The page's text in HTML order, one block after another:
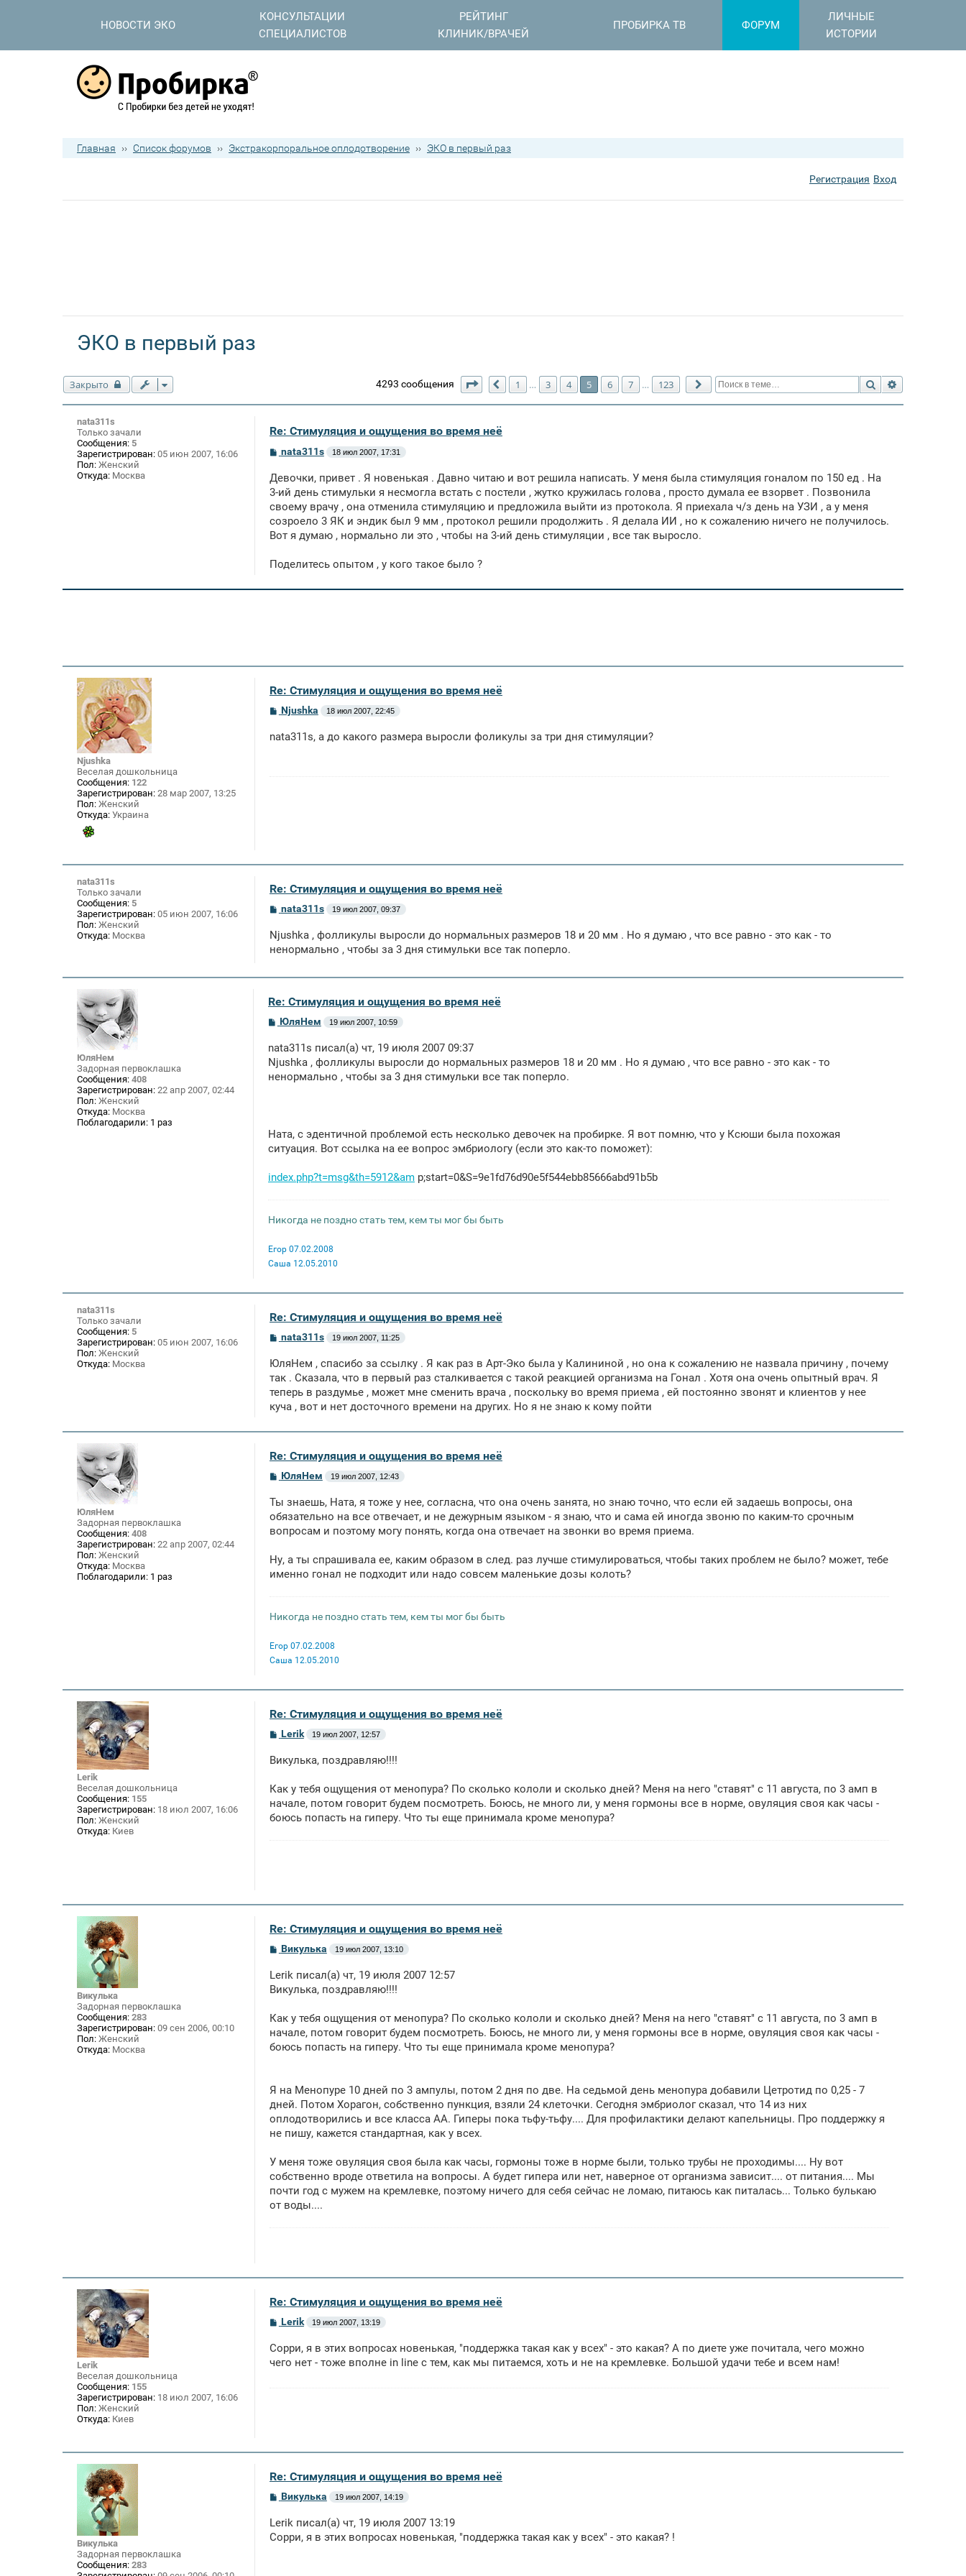
НОВОСТИ ЭКО
КОНСУЛЬТАЦИИ
СПЕЦИАЛИСТОВ
РЕЙТИНГ
КЛИНИК/ВРАЧЕЙ
ПРОБИРКА ТВ ФОРУМ
ЛИЧНЫЕ
ИСТОРИИ
Главная ›› Список форумов ›› Экстракорпоральное оплодотворение ›› ЭКО в первый раз
Регистрация Вход
ЭКО в первый раз
Закрыто Поиск
4293 сообщения Страница 5из 123
Пред.
1 … 3 4 5 6 7 … 123 След.
nata311s
Только зачали
Сообщения: 5
Зарегистрирован: 05 июн 2007, 16:06
Пол: Женский
Откуда: Москва
Re: Стимуляция и ощущения во время неё
С
б
щ
н
и
nata311s 18 июл 2007, 17:31
Девочки, привет . Я новенькая . Давно читаю и вот решила написать. У меня была стимуляция гоналом по 150 ед . На
3-ий день стимульки я несмогла встать с постели , жутко кружилась голова , просто думала ее взорвет . Позвонила
своему врачу , она отменила стимуляцию и предложила выйти из протокола. Я приехала ч/з день на УЗИ , а у меня
созроело 3 ЯК и эндик был 9 мм , протокол решили продолжить . Я делала ИИ , но к сожалению ничего не получилось.
Вот я думаю , нормально ли это , чтобы на 3-ий день стимуляции , все так выросло.
Поделитесь опытом , у кого такое было ?
Njushka
Веселая дошкольница
Сообщения: 122
Зарегистрирован: 28 мар 2007, 13:25
Пол: Женский
Откуда: Украина
Re: Стимуляция и ощущения во время неё
С
б
Njushka 18 июл 2007, 22:45
nata311s, а до какого размера выросли фоликулы за три дня стимуляции?
nata311s
Только зачали
Сообщения: 5
Зарегистрирован: 05 июн 2007, 16:06
Пол: Женский
Откуда: Москва
Re: Стимуляция и ощущения во время неё
С
б
щ
и
nata311s 19 июл 2007, 09:37
Njushka , фолликулы выросли до нормальных размеров 18 и 20 мм . Но я думаю , что все равно - это как - то
ненормально , чтобы за 3 дня стимульки все так поперло.
ЮляНем
Задорная первоклашка
Сообщения: 408
Зарегистрирован: 22 апр 2007, 02:44
Пол: Женский
Откуда: Москва
Поблагодарили: 1 раз
Re: Стимуляция и ощущения во время неё
С
б
щ
е
н
ЮляНем 19 июл 2007, 10:59
nata311s писал(а) чт, 19 июля 2007 09:37
Njushka , фолликулы выросли до нормальных размеров 18 и 20 мм . Но я думаю , что все равно - это как - то
ненормально , чтобы за 3 дня стимульки все так поперло.
Ната, с эдентичной проблемой есть несколько девочек на пробирке. Я вот помню, что у Ксюши была похожая
ситуация. Вот ссылка на ее вопрос эмбриологу (если это как-то поможет):
index.php?t=msg&th=5912&am p;start=0&S=9e1fd76d90e5f544ebb85666abd91b5b
Никогда не поздно стать тем, кем ты мог бы быть
Егор 07.02.2008
Саша 12.05.2010
nata311s
Только зачали
Сообщения: 5
Зарегистрирован: 05 июн 2007, 16:06
Пол: Женский
Откуда: Москва
Re: Стимуляция и ощущения во время неё
С
б
щ
н
и
nata311s 19 июл 2007, 11:25
ЮляНем , спасибо за ссылку . Я как раз в Арт-Эко была у Калининой , но она к сожалению не назвала причину , почему
так . Сказала, что в первый раз сталкивается с такой реакцией организма на Гонал . Хотя она очень опытный врач. Я
теперь в раздумье , может мне сменить врача , поскольку во время приема , ей постоянно звонят и клиентов у нее
куча , вот и нет досточного времени на других. Но я не знаю к кому пойти
ЮляНем
Задорная первоклашка
Сообщения: 408
Зарегистрирован: 22 апр 2007, 02:44
Пол: Женский
Откуда: Москва
Поблагодарили: 1 раз
Re: Стимуляция и ощущения во время неё
С
б
щ
н
ЮляНем 19 июл 2007, 12:43
Ты знаешь, Ната, я тоже у нее, согласна, что она очень занята, но знаю точно, что если ей задаешь вопросы, она
обязательно на все отвечает, и не дежурным языком - я знаю, что и сама ей иногда звоню по каким-то срочным
вопросам и поэтому могу понять, когда она отвечает на звонки во время приема.
Ну, а ты спрашивала ее, каким образом в след. раз лучше стимулироваться, чтобы таких проблем не было? может, тебе
именно гонал не подходит или надо совсем маленькие дозы колоть?
Никогда не поздно стать тем, кем ты мог бы быть
Егор 07.02.2008
Саша 12.05.2010
Lerik
Веселая дошкольница
Сообщения: 155
Зарегистрирован: 18 июл 2007, 16:06
Пол: Женский
Откуда: Киев
Re: Стимуляция и ощущения во время неё
С
б
н
и
Lerik 19 июл 2007, 12:57
Викулька, поздравляю!!!!
Как у тебя ощущения от менопура? По сколько кололи и сколько дней? Меня на него "ставят" с 11 августа, по 3 амп в
начале, потом говорит будем посмотреть. Боюсь, не много ли, у меня гормоны все в норме, овуляция своя как часы -
боюсь попасть на гиперу. Что ты еще принимала кроме менопура?
Викулька
Задорная первоклашка
Сообщения: 283
Зарегистрирован: 09 сен 2006, 00:10
Пол: Женский
Откуда: Москва
Re: Стимуляция и ощущения во время неё
С
б
щ
и
Викулька 19 июл 2007, 13:10
Lerik писал(а) чт, 19 июля 2007 12:57
Викулька, поздравляю!!!!
Как у тебя ощущения от менопура? По сколько кололи и сколько дней? Меня на него "ставят" с 11 августа, по 3 амп в
начале, потом говорит будем посмотреть. Боюсь, не много ли, у меня гормоны все в норме, овуляция своя как часы -
боюсь попасть на гиперу. Что ты еще принимала кроме менопура?
Я на Менопуре 10 дней по 3 ампулы, потом 2 дня по две. На седьмой день менопура добавили Цетротид по 0,25 - 7
дней. Потом Хорагон, собственно пункция, взяли 24 клеточки. Сегодня эмбриолог сказал, что 14 из них
оплодотворились и все класса АА. Гиперы пока тьфу-тьфу.... Для профилактики делают капельницы. Про поддержку я
не пишу, кажется стандартная, как у всех.
У меня тоже овуляция своя была как часы, гормоны тоже в норме были, только трубы не проходимы.... Ну вот
собственно вроде ответила на вопросы. А будет гипера или нет, наверное от организма зависит.... от питания.... Мы
почти год с мужем на кремлевке, поэтому ничего для себя сейчас не ломаю, питаюсь как питалась... Только булькаю
от воды....
Lerik
Веселая дошкольница
Сообщения: 155
Зарегистрирован: 18 июл 2007, 16:06
Пол: Женский
Откуда: Киев
Re: Стимуляция и ощущения во время неё
С
б
щ
Lerik 19 июл 2007, 13:19
Сорри, я в этих вопросах новенькая, "поддержка такая как у всех" - это какая? А по диете уже почитала, чего можно
чего нет - тоже вполне in line с тем, как мы питаемся, хоть и не на кремлевке. Большой удачи тебе и всем нам!
Викулька
Задорная первоклашка
Сообщения: 283
Re: Стимуляция и ощущения во время неё
С
б
щ
Викулька 19 июл 2007, 14:19
Lerik писал(а) чт, 19 июля 2007 13:19
Сорри, я в этих вопросах новенькая, "поддержка такая как у всех" - это какая? !